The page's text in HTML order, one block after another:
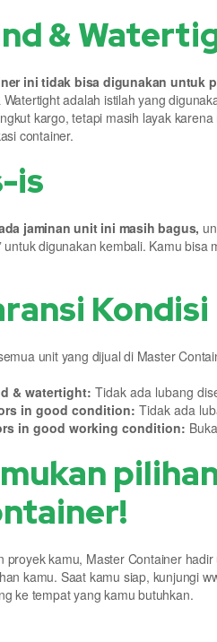
&
ini tidak bisa digunakan untuk
Watertight adalah istilah yang
kargo, tetapi masih layak
container.
is
jaminan unit ini masih bagus,
untuk digunakan kembali. Kamu
Kondisi
unit yang dijual di Master
& watertight: Tidak ada lubang
in good condition: Tidak ada
in good working condition:
proyek kamu, Master Container
kamu. Saat kamu siap, kunjungi
ke tempat yang kamu butuhkan.